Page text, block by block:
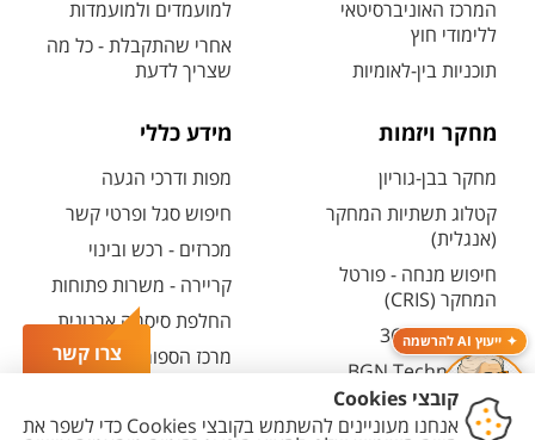
צרו קשר
ייעוץ AI להרשמה
המרכז האוניברסיטאי
ללימודי חוץ
תוכניות בין-לאומיות
למועמדים ולמועמדות
אחרי שהתקבלת - כל מה
שצריך לדעת
מחקר ויזמות
מחקר בבן-גוריון
קטלוג תשתיות המחקר
(אנגלית)
חיפוש מנחה - פורטל
המחקר (CRIS)
מרכז יזמות 360
BGN Technology
Transfer
פארק ההייטק
מידע כללי
מפות ודרכי הגעה
חיפוש סגל ופרטי קשר
מכרזים - רכש ובינוי
קריירה - משרות פתוחות
החלפת סיסמה ארגונית
מרכז הספורט והנופש
חירום